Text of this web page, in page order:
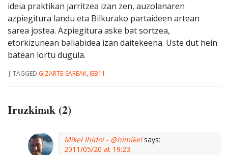
ideia praktikan jarritzea izan zen, auzolanaren
azpiegitura landu eta Bilkurako partaideen artean
sarea jostea. Azpiegitura aske bat sortzea,
etorkizunean baliabidea izan daitekeena. Uste dut hein
batean lortu dugula.
| TAGGED GIZARTE-SAREAK, IEB11
Iruzkinak (2)
Mikel Ihidoi - @himikel says:
2011/05/20 at 19:23